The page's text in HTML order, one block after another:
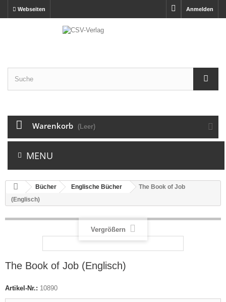
Anmelden
Webseiten
Warenkorb (Leer)
MENU
Bücher Englische Bücher
The Book of Job
(Englisch)
Vergrößern
The Book of Job (Englisch)
Artikel-Nr.: 10890